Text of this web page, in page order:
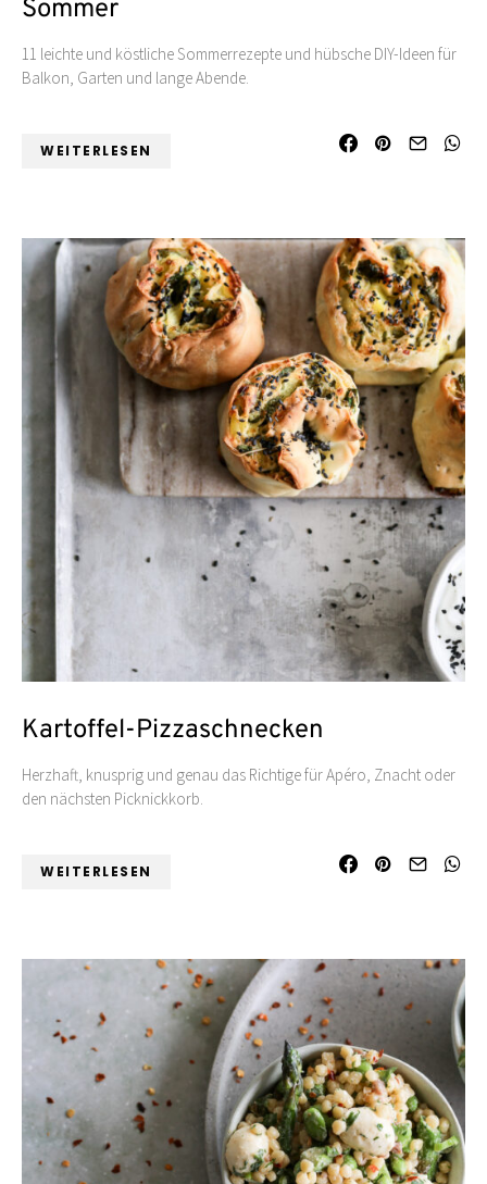
Sommer
11 leichte und köstliche Sommerrezepte und hübsche DIY-Ideen für
Balkon, Garten und lange Abende.
WEITERLESEN
Kartoffel-Pizzaschnecken
Herzhaft, knusprig und genau das Richtige für Apéro, Znacht oder
den nächsten Picknickkorb.
WEITERLESEN